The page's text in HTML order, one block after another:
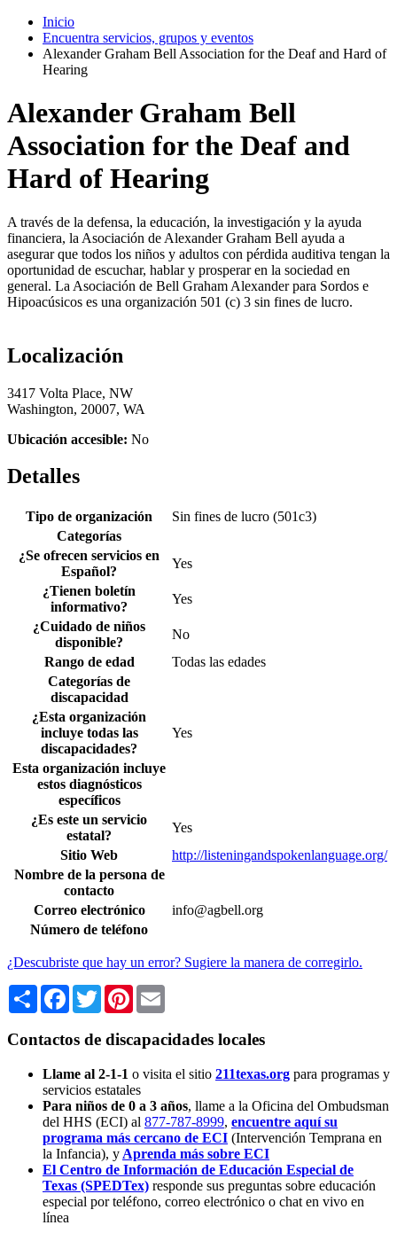
Inicio
Encuentra servicios, grupos y eventos
Alexander Graham Bell Association for the Deaf and Hard of
Hearing
Alexander Graham Bell
Association for the Deaf and
Hard of Hearing
A través de la defensa, la educación, la investigación y la ayuda
financiera, la Asociación de Alexander Graham Bell ayuda a
asegurar que todos los niños y adultos con pérdida auditiva tengan la
oportunidad de escuchar, hablar y prosperar en la sociedad en
general. La Asociación de Bell Graham Alexander para Sordos e
Hipoacúsicos es una organización 501 (c) 3 sin fines de lucro.
Localización
3417 Volta Place, NW
Washington, 20007, WA
Ubicación accesible: No
Detalles
Tipo de organización
Sin fines de lucro (501c3)
Categorías
¿Se ofrecen servicios en
Español?
Yes
¿Tienen boletín
informativo?
Yes
¿Cuidado de niños
disponible?
No
Rango de edad
Todas las edades
Categorías de
discapacidad
¿Esta organización
incluye todas las
discapacidades?
Yes
Esta organización incluye
estos diagnósticos
específicos
¿Es este un servicio
estatal?
Yes
Sitio Web
http://listeningandspokenlanguage.org/
Nombre de la persona de
contacto
Correo electrónico
info@agbell.org
Número de teléfono
¿Descubriste que hay un error? Sugiere la manera de corregirlo.
Share Facebook
TwitterPinterest
Contactos de discapacidades locales
Llame al 2-1-1 o visita el sitio 211texas.org para programas y
servicios estatales
Para niños de 0 a 3 años, llame a la Oficina del Ombudsman
del HHS (ECI) al 877-787-8999, encuentre aquí su
programa más cercano de ECI (Intervención Temprana en
la Infancia), y Aprenda más sobre ECI
El Centro de Información de Educación Especial de
Texas (SPEDTex) responde sus preguntas sobre educación
especial por teléfono, correo electrónico o chat en vivo en
línea